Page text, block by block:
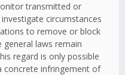
transmitted or
circumstances
to remove or block
laws remain
regard is only possible
concrete infringement of